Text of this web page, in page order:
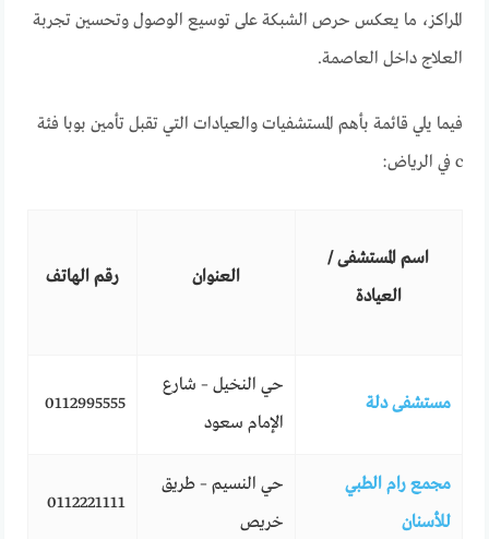
المراكز، ما يعكس حرص الشبكة على توسيع الوصول وتحسين تجربة
العلاج داخل العاصمة.
فيما يلي قائمة بأهم المستشفيات والعيادات التي تقبل تأمين بوبا فئة
c في الرياض:
اسم المستشفى /
العيادة
العنوان رقم الهاتف
مستشفى دلة
حي النخيل – شارع
الإمام سعود
0112995555
مجمع رام الطبي
للأسنان
حي النسيم – طريق
خريص
0112221111